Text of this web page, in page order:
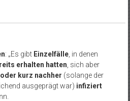
: „Es gibt Einzelfälle, in denen
erhalten hatten , sich aber
kurz nachher (solange der
ausgeprägt war) infiziert